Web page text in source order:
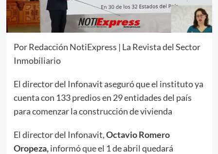
Por Redacción NotiExpress | La Revista del Sector
Inmobiliario
El director del Infonavit aseguró que el instituto ya
cuenta con 133 predios en 29 entidades del país
para comenzar la construcción de vivienda
El director del Infonavit,Octavio Romero
Oropeza,informó que el 1 de abril quedará